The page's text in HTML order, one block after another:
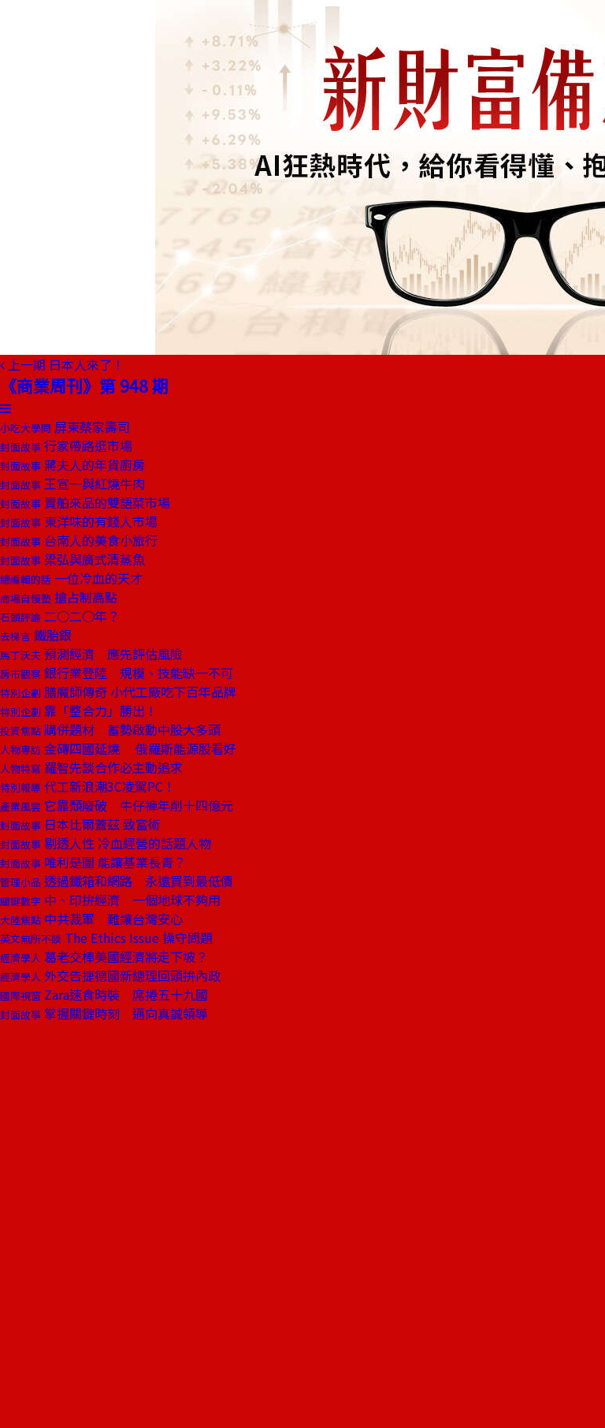
上一期 日本人來了！
《商業周刊》第 948 期
小吃大學問 屏東蔡家壽司
封面故事 行家帶路逛市場
封面故事 蔣夫人的年貨廚房
封面故事 王宣一與紅燒牛肉
封面故事 賣舶來品的雙語菜市場
封面故事 東洋味的有錢人市場
封面故事 台南人的美食小旅行
封面故事 梁弘與廣式清蒸魚
總編輯的話 一位冷血的天才
商場自慢塾 搶占制高點
石頭評論 二○二○年？
去梯言 鐵胎銀
馬丁沃夫 預測經濟 應先評估風險
房市觀察 銀行業登陸 規模、技能缺一不可
特別企劃 膳魔師傳奇 小代工廠吃下百年品牌
特別企劃 靠「整合力」勝出！
投資焦點 購併題材 蓄勢啟動中股大多頭
人物專訪 金磚四國延燒 俄羅斯能源股看好
人物特寫 羅智先談合作必主動追求
特別報導 代工新浪潮3C凌駕PC！
產業風雲 它靠頹廢破 牛仔褲年削十四億元
封面故事 日本比爾蓋茲 致富術
封面故事 剔透人性 冷血經營的話題人物
封面故事 唯利是圖 能讓基業長青？
管理小品 透過鐵箱和網路 永遠買到最低價
關鍵數字 中、印拚經濟 一個地球不夠用
大陸焦點 中共裁軍 難讓台灣安心
英文無所不談 The Ethics Issue 操守問題
經濟學人 葛老交棒美國經濟將走下坡？
經濟學人 外交告捷德國新總理回頭拚內政
國際視窗 Zara速食時裝 席捲五十九國
封面故事 掌握關鍵時刻 邁向真誠領導